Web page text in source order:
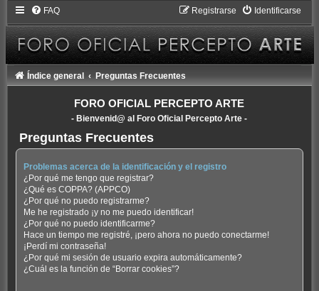
FAQ Identificarse
Registrarse
Índice general Preguntas Frecuentes
FORO OFICIAL PERCEPTO ARTE
- Bienvenid@ al Foro Oficial Percepto Arte -
Preguntas Frecuentes
Problemas acerca de la identificación y el registro
¿Por qué me tengo que registrar?
¿Qué es COPPA? (APPCO)
¿Por qué no puedo registrarme?
Me he registrado ¡y no me puedo identificar!
¿Por qué no puedo identificarme?
Hace un tiempo me registré, ¡pero ahora no puedo conectarme!
¡Perdí mi contraseña!
¿Por qué mi sesión de usuario expira automáticamente?
¿Cuál es la función de “Borrar cookies”?